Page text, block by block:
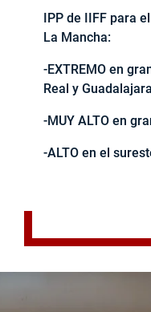
IPP de IIFF para
La Mancha:
-EXTREMO en
Real y
-MUY ALTO en
-ALTO en el